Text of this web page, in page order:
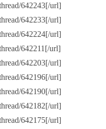
642243[/url]
642233[/url]
642224[/url]
642211[/url]
642203[/url]
642196[/url]
642190[/url]
642182[/url]
642175[/url]